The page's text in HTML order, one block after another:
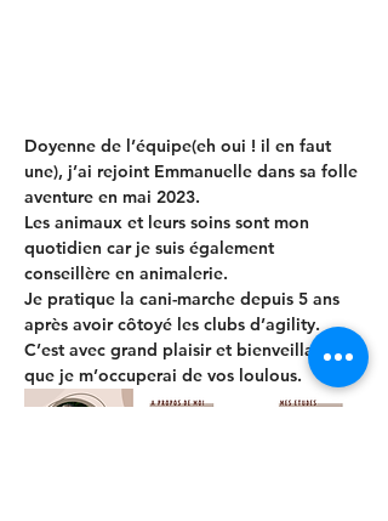
Doyenne de l’équipe(eh oui ! il en faut
une), j’ai rejoint Emmanuelle dans sa folle
aventure en mai 2023.
Les animaux et leurs soins sont mon
quotidien car je suis également
conseillère en animalerie.
Je pratique la cani-marche depuis 5 ans
après avoir côtoyé les clubs d’agility.
C’est avec grand plaisir et bienveillance,
que je m’occuperai de vos loulous.